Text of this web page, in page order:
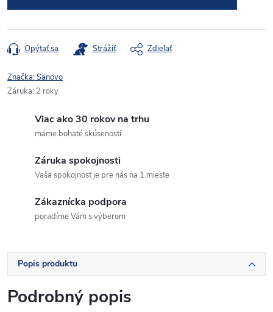
Opýtať sa Strážiť Zdieľať
Značka:Sanovo
Záruka: 2 roky
Viac ako 30 rokov na trhu
máme bohaté skúsenosti
Záruka spokojnosti
Vaša spokojnosť je pre nás na 1.mieste
Zákaznícka podpora
poradíme Vám s výberom
Popis produktu
Podrobný popis